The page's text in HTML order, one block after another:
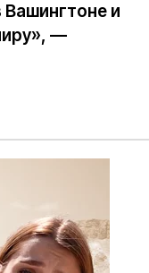
Вашингтоне и
—